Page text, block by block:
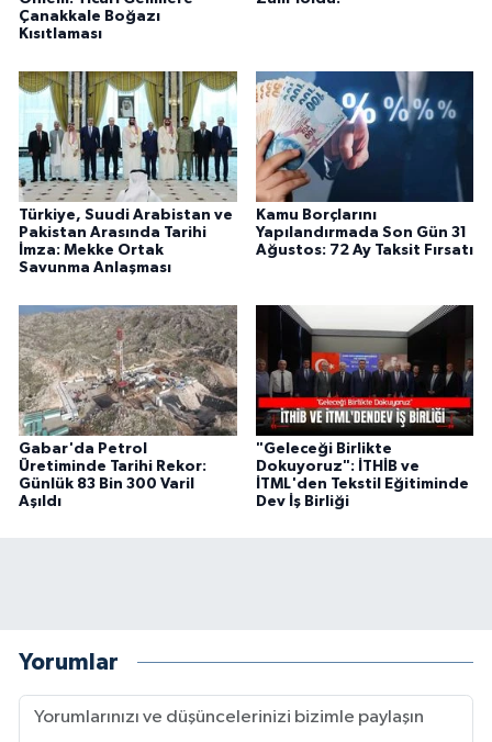
Çanakkale Boğazı
Kısıtlaması
Türkiye, Suudi Arabistan ve
Pakistan Arasında Tarihi
İmza: Mekke Ortak
Savunma Anlaşması
Kamu Borçlarını
Yapılandırmada Son Gün 31
Ağustos: 72 Ay Taksit Fırsatı
Gabar'da Petrol
Üretiminde Tarihi Rekor:
Günlük 83 Bin 300 Varil
Aşıldı
"Geleceği Birlikte
Dokuyoruz": İTHİB ve
İTML'den Tekstil Eğitiminde
Dev İş Birliği
Yorumlar